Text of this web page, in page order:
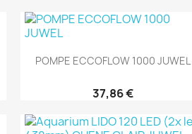
Aperçu rapide
POMPE ECCOFLOW 1000 JUWEL
37,86 €